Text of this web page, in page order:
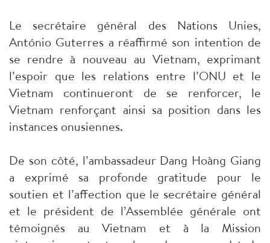
Le secrétaire général des Nations Unies,
António Guterres a réaffirmé son intention de
se rendre à nouveau au Vietnam, exprimant
l’espoir que les relations entre l’ONU et le
Vietnam continueront de se renforcer, le
Vietnam renforçant ainsi sa position dans les
instances onusiennes.
De son côté, l’ambassadeur Dang Hoàng Giang
a exprimé sa profonde gratitude pour le
soutien et l’affection que le secrétaire général
et le président de l’Assemblée générale ont
témoignés au Vietnam et à la Mission